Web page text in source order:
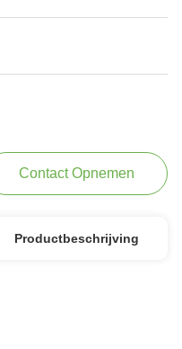
Contact Opnemen
Productbeschrijving